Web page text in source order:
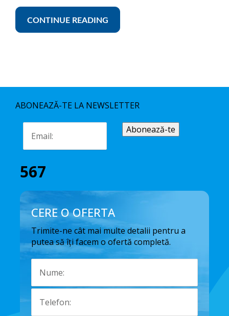
CONTINUE READING
ABONEAZĂ-TE LA NEWSLETTER
567
CERE O OFERTA
Trimite-ne cât mai multe detalii pentru a
putea să îți facem o ofertă completă.